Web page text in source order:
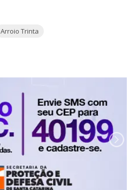
Arroio Trinta